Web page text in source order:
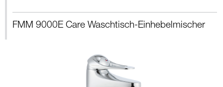
FMM 9000E Care Waschtisch-Einhebelmischer